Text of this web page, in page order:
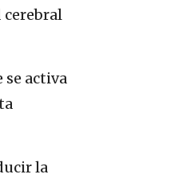
cerebral
se activa
la